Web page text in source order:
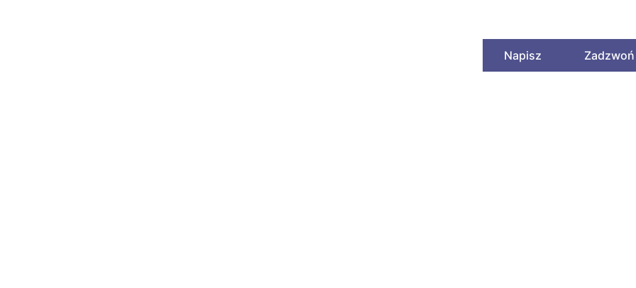
Napisz Zadzwoń